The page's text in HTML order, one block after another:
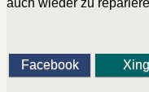
auch wieder zu
Facebook Xing